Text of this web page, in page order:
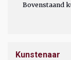
Bovenstaand
Kunstenaar